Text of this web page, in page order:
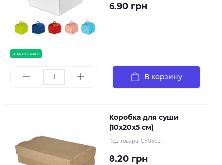
в наличии
6.90 грн
В корзину
Коробка для суши
(10х20х5 см)
Код товара: СУ0302
8.20 грн